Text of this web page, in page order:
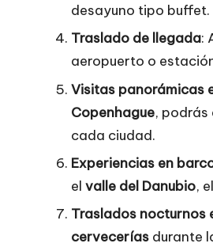
desayuno tipo
Traslado de llegada:
aeropuerto o
Visitas panorámicas
Copenhague,
cada ciudad.
Experiencias en
el valle del Danubio, el
Traslados nocturnos
cervecerías durante